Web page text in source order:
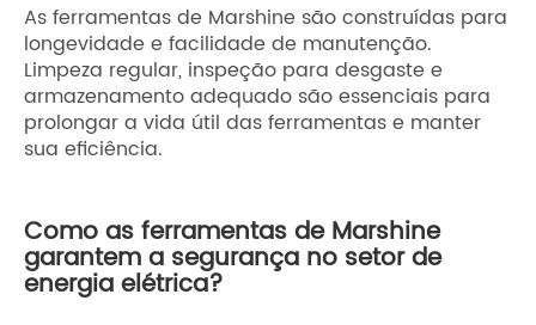
As ferramentas de Marshine são construídas para
longevidade e facilidade de manutenção.
Limpeza regular, inspeção para desgaste e
armazenamento adequado são essenciais para
prolongar a vida útil das ferramentas e manter
sua eficiência.
Como as ferramentas de Marshine
garantem a segurança no setor de
energia elétrica?